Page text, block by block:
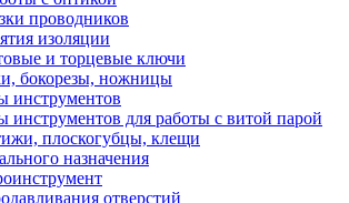
проводников
изоляции
и торцевые ключи
бокорезы, ножницы
инструментов
инструментов для работы с витой парой
плоскогубцы, клещи
назначения
отверстий